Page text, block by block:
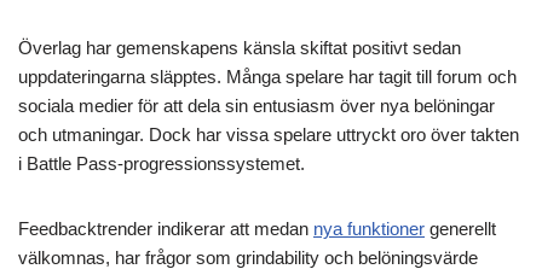
Överlag har gemenskapens känsla skiftat positivt sedan
uppdateringarna släpptes. Många spelare har tagit till forum och
sociala medier för att dela sin entusiasm över nya belöningar
och utmaningar. Dock har vissa spelare uttryckt oro över takten
i Battle Pass-progressionssystemet.
Feedbacktrender indikerar att medan nya funktioner generellt
välkomnas, har frågor som grindability och belöningsvärde